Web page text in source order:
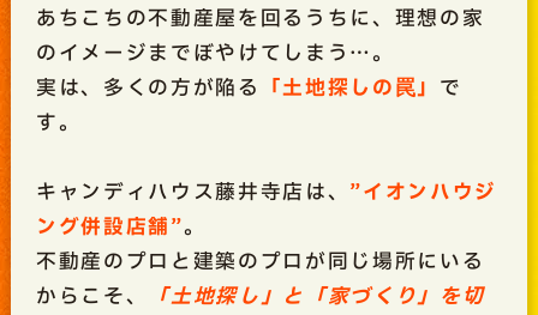
あちこちの不動産屋を回るうちに、理想の家
のイメージまでぼやけてしまう…。
実は、多くの方が陥る 「土地探しの罠」 で
す。
キャンディハウス藤井寺店は、 ”イオンハウジ
ング併設店舗”。
不動産のプロと建築のプロが同じ場所にいる
からこそ、
「土地探し」と「家づくり」を切